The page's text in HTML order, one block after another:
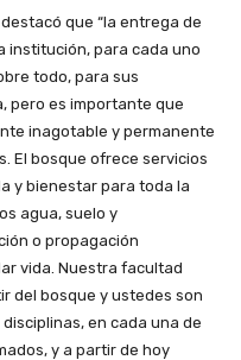
que “la entrega de
institución, para cada uno
todo, para sus
pero es importante que
inagotable y permanente
El bosque ofrece servicios
y bienestar para toda la
agua, suelo y
o propagación
vida. Nuestra facultad
del bosque y ustedes son
en cada una de
y a partir de hoy